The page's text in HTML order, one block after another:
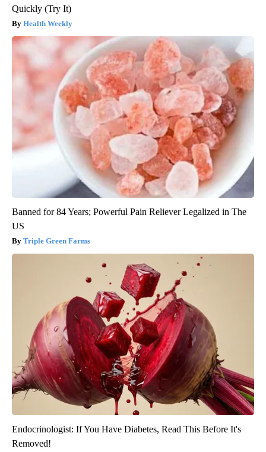
Quickly (Try It)
Health Weekly
Banned for 84 Years; Powerful Pain Reliever Legalized in The
US
Triple Green Farms
Endocrinologist: If You Have Diabetes, Read This Before It's
Removed!